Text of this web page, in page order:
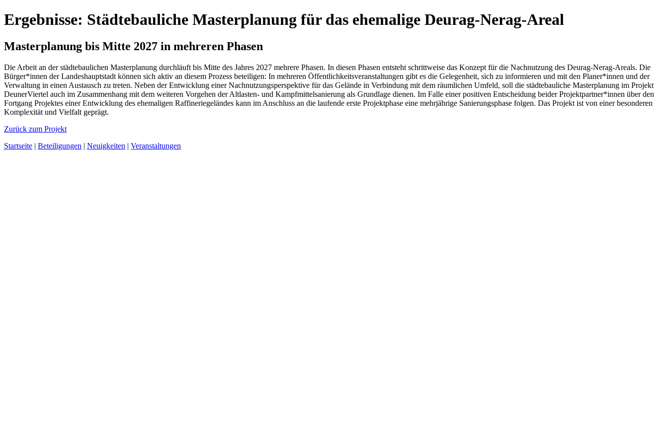
Ergebnisse: Städtebauliche Masterplanung für das ehemalige Deurag-Nerag-Areal
Masterplanung bis Mitte 2027 in mehreren Phasen
Die Arbeit an der städtebaulichen Masterplanung durchläuft bis Mitte des Jahres 2027 mehrere Phasen. In diesen Phasen entsteht schrittweise das Konzept für die Nachnutzung des Deurag-Nerag-Areals. Die
Bürger*innen der Landeshauptstadt können sich aktiv an diesem Prozess beteiligen: In mehreren Öffentlichkeitsveranstaltungen gibt es die Gelegenheit, sich zu informieren und mit den Planer*innen und der
Verwaltung in einen Austausch zu treten. Neben der Entwicklung einer Nachnutzungsperspektive für das Gelände in Verbindung mit dem räumlichen Umfeld, soll die städtebauliche Masterplanung im Projekt
DeunerViertel auch im Zusammenhang mit dem weiteren Vorgehen der Altlasten- und Kampfmittelsanierung als Grundlage dienen. Im Falle einer positiven Entscheidung beider Projektpartner*innen über den
Fortgang Projektes einer Entwicklung des ehemaligen Raffineriegeländes kann im Anschluss an die laufende erste Projektphase eine mehrjährige Sanierungsphase folgen. Das Projekt ist von einer besonderen
Komplexität und Vielfalt geprägt.
Zurück zum Projekt
Startseite | Beteiligungen | Neuigkeiten | Veranstaltungen